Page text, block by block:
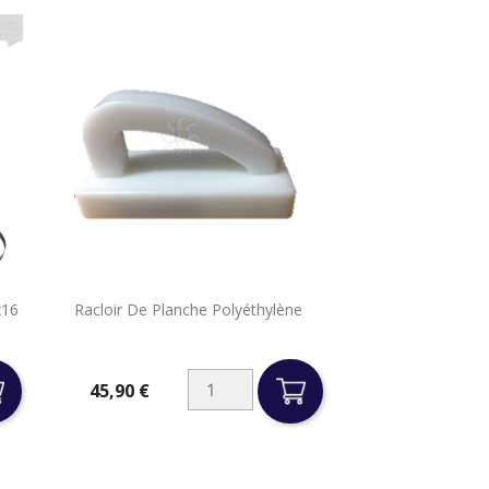
Racloir De Planche Polyéthylène
45,90 €
 Aperçu rapide